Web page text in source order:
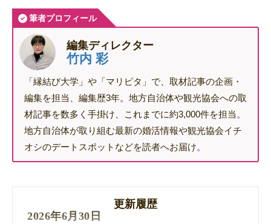
筆者プロフィール
編集ディレクター
竹内 彩
「縁結び大学」や「マリピタ」で、取材記事の企画・
編集を担当、編集歴3年。地方自治体や観光協会への取
材記事を数多く手掛け、これまでに約3,000件を担当。
地方自治体が取り組む最新の婚活情報や観光協会イチ
オシのデートスポットなどを読者へお届け。
更新履歴
2026年6月30日